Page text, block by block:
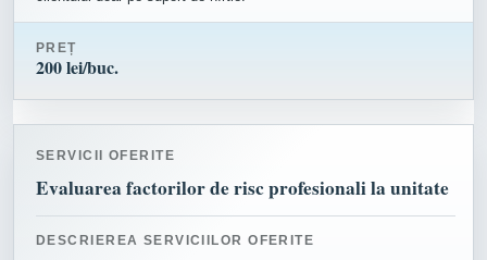
PREȚ
200 lei/buc.
SERVICII OFERITE
Evaluarea factorilor de risc profesionali la unitate
DESCRIEREA SERVICIILOR OFERITE